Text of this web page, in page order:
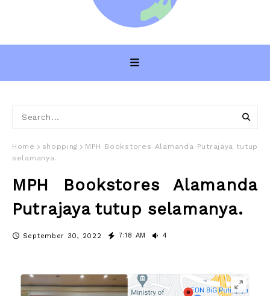
Home shopping
MPH Bookstores Alamanda Putrajaya tutup
selamanya.
MPH Bookstores Alamanda
Putrajaya tutup selamanya.
September 30, 2022 7:18 AM 4